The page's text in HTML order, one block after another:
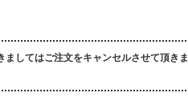
してはご注文をキャンセルさせて頂きま